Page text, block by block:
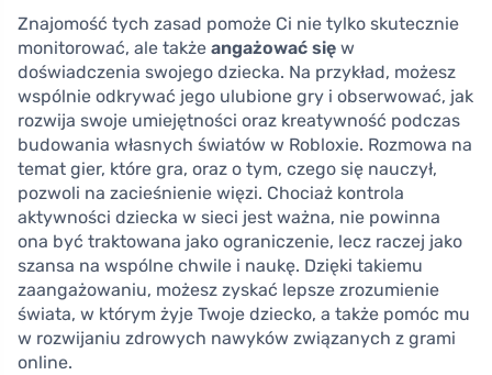
Znajomość tych zasad pomoże Ci nie tylko skutecznie
monitorować, ale także angażować się w
doświadczenia swojego dziecka. Na przykład, możesz
wspólnie odkrywać jego ulubione gry i obserwować, jak
rozwija swoje umiejętności oraz kreatywność podczas
budowania własnych światów w Robloxie. Rozmowa na
temat gier, które gra, oraz o tym, czego się nauczył,
pozwoli na zacieśnienie więzi. Chociaż kontrola
aktywności dziecka w sieci jest ważna, nie powinna
ona być traktowana jako ograniczenie, lecz raczej jako
szansa na wspólne chwile i naukę. Dzięki takiemu
zaangażowaniu, możesz zyskać lepsze zrozumienie
świata, w którym żyje Twoje dziecko, a także pomóc mu
w rozwijaniu zdrowych nawyków związanych z grami
online.